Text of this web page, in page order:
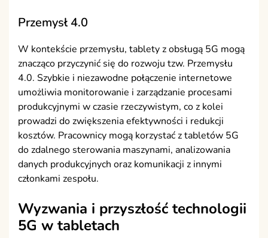
Przemysł 4.0
W kontekście przemysłu, tablety z obsługą 5G mogą
znacząco przyczynić się do rozwoju tzw. Przemysłu
4.0. Szybkie i niezawodne połączenie internetowe
umożliwia monitorowanie i zarządzanie procesami
produkcyjnymi w czasie rzeczywistym, co z kolei
prowadzi do zwiększenia efektywności i redukcji
kosztów. Pracownicy mogą korzystać z tabletów 5G
do zdalnego sterowania maszynami, analizowania
danych produkcyjnych oraz komunikacji z innymi
członkami zespołu.
Wyzwania i przyszłość technologii
5G w tabletach